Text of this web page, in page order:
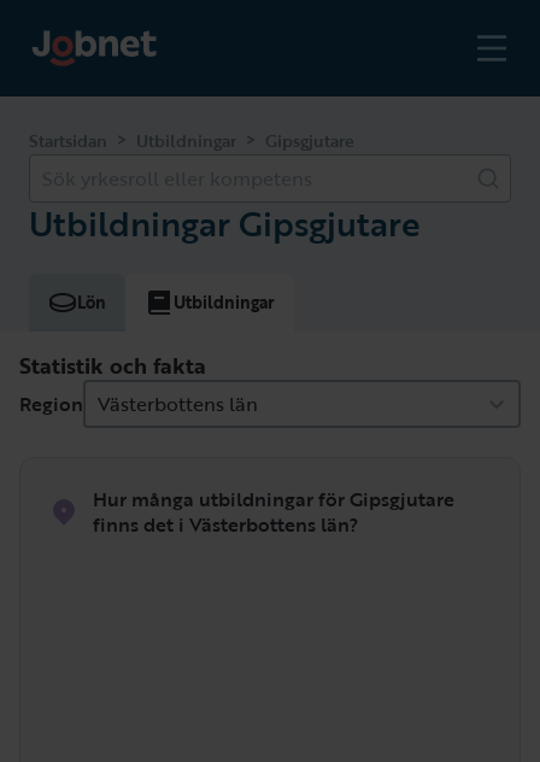
Startsidan > Utbildningar > Gipsgjutare
Utbildningar Gipsgjutare
Lön Utbildningar
Statistik och fakta
Region Västerbottens län
Hur många utbildningar för Gipsgjutare
finns det i Västerbottens län?